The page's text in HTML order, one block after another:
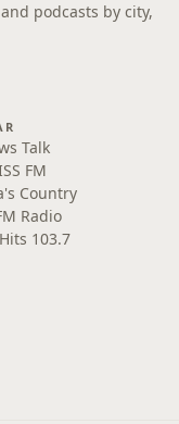
podcasts by city,
Talk
FM
Country
Radio
103.7